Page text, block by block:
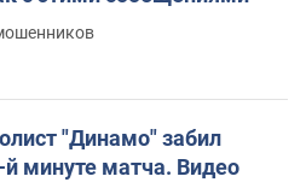
"Динамо" забил
минуте матча. Видео